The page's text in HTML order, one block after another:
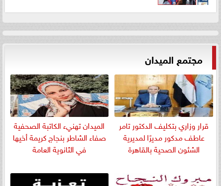
مجتمع الميدان
قرار وزاري بتكليف الدكتور تامر
عاطف مدكور مديرًا لمديرية
الشئون الصحية بالقاهرة
الميدان تهنيء الكاتبة الصحفية
صفاء الشاطر بنجاج كريمة أخيها
في الثانوية العامة